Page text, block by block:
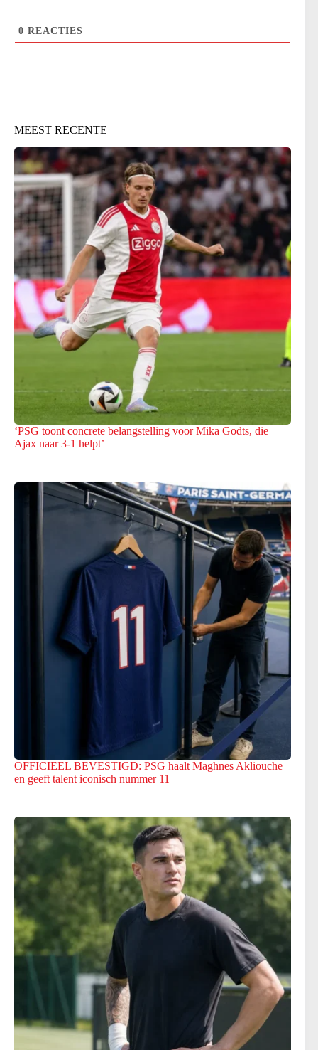
0 REACTIES
MEEST RECENTE
‘PSG toont concrete belangstelling voor Mika Godts, die
Ajax naar 3-1 helpt’
OFFICIEEL BEVESTIGD: PSG haalt Maghnes Akliouche
en geeft talent iconisch nummer 11